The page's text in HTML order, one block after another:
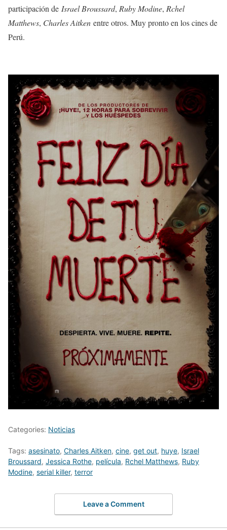
participación de Israel Broussard, Ruby Modine, Rchel
Matthews, Charles Aitken entre otros. Muy pronto en los cines de
Perú.
Categories: Noticias
Tags: asesinato, Charles Aitken, cine, get out, huye, Israel
Broussard, Jessica Rothe, película, Rchel Matthews, Ruby
Modine, serial killer, terror
Leave a Comment